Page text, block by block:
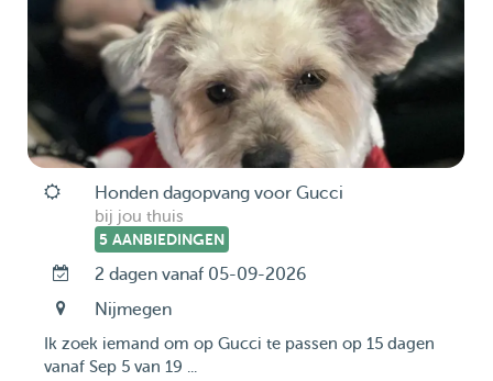
Honden dagopvang voor Gucci
bij jou thuis
5 AANBIEDINGEN
2 dagen vanaf 05-09-2026
Nijmegen
Ik zoek iemand om op Gucci te passen op 15 dagen
vanaf Sep 5 van 19 ...